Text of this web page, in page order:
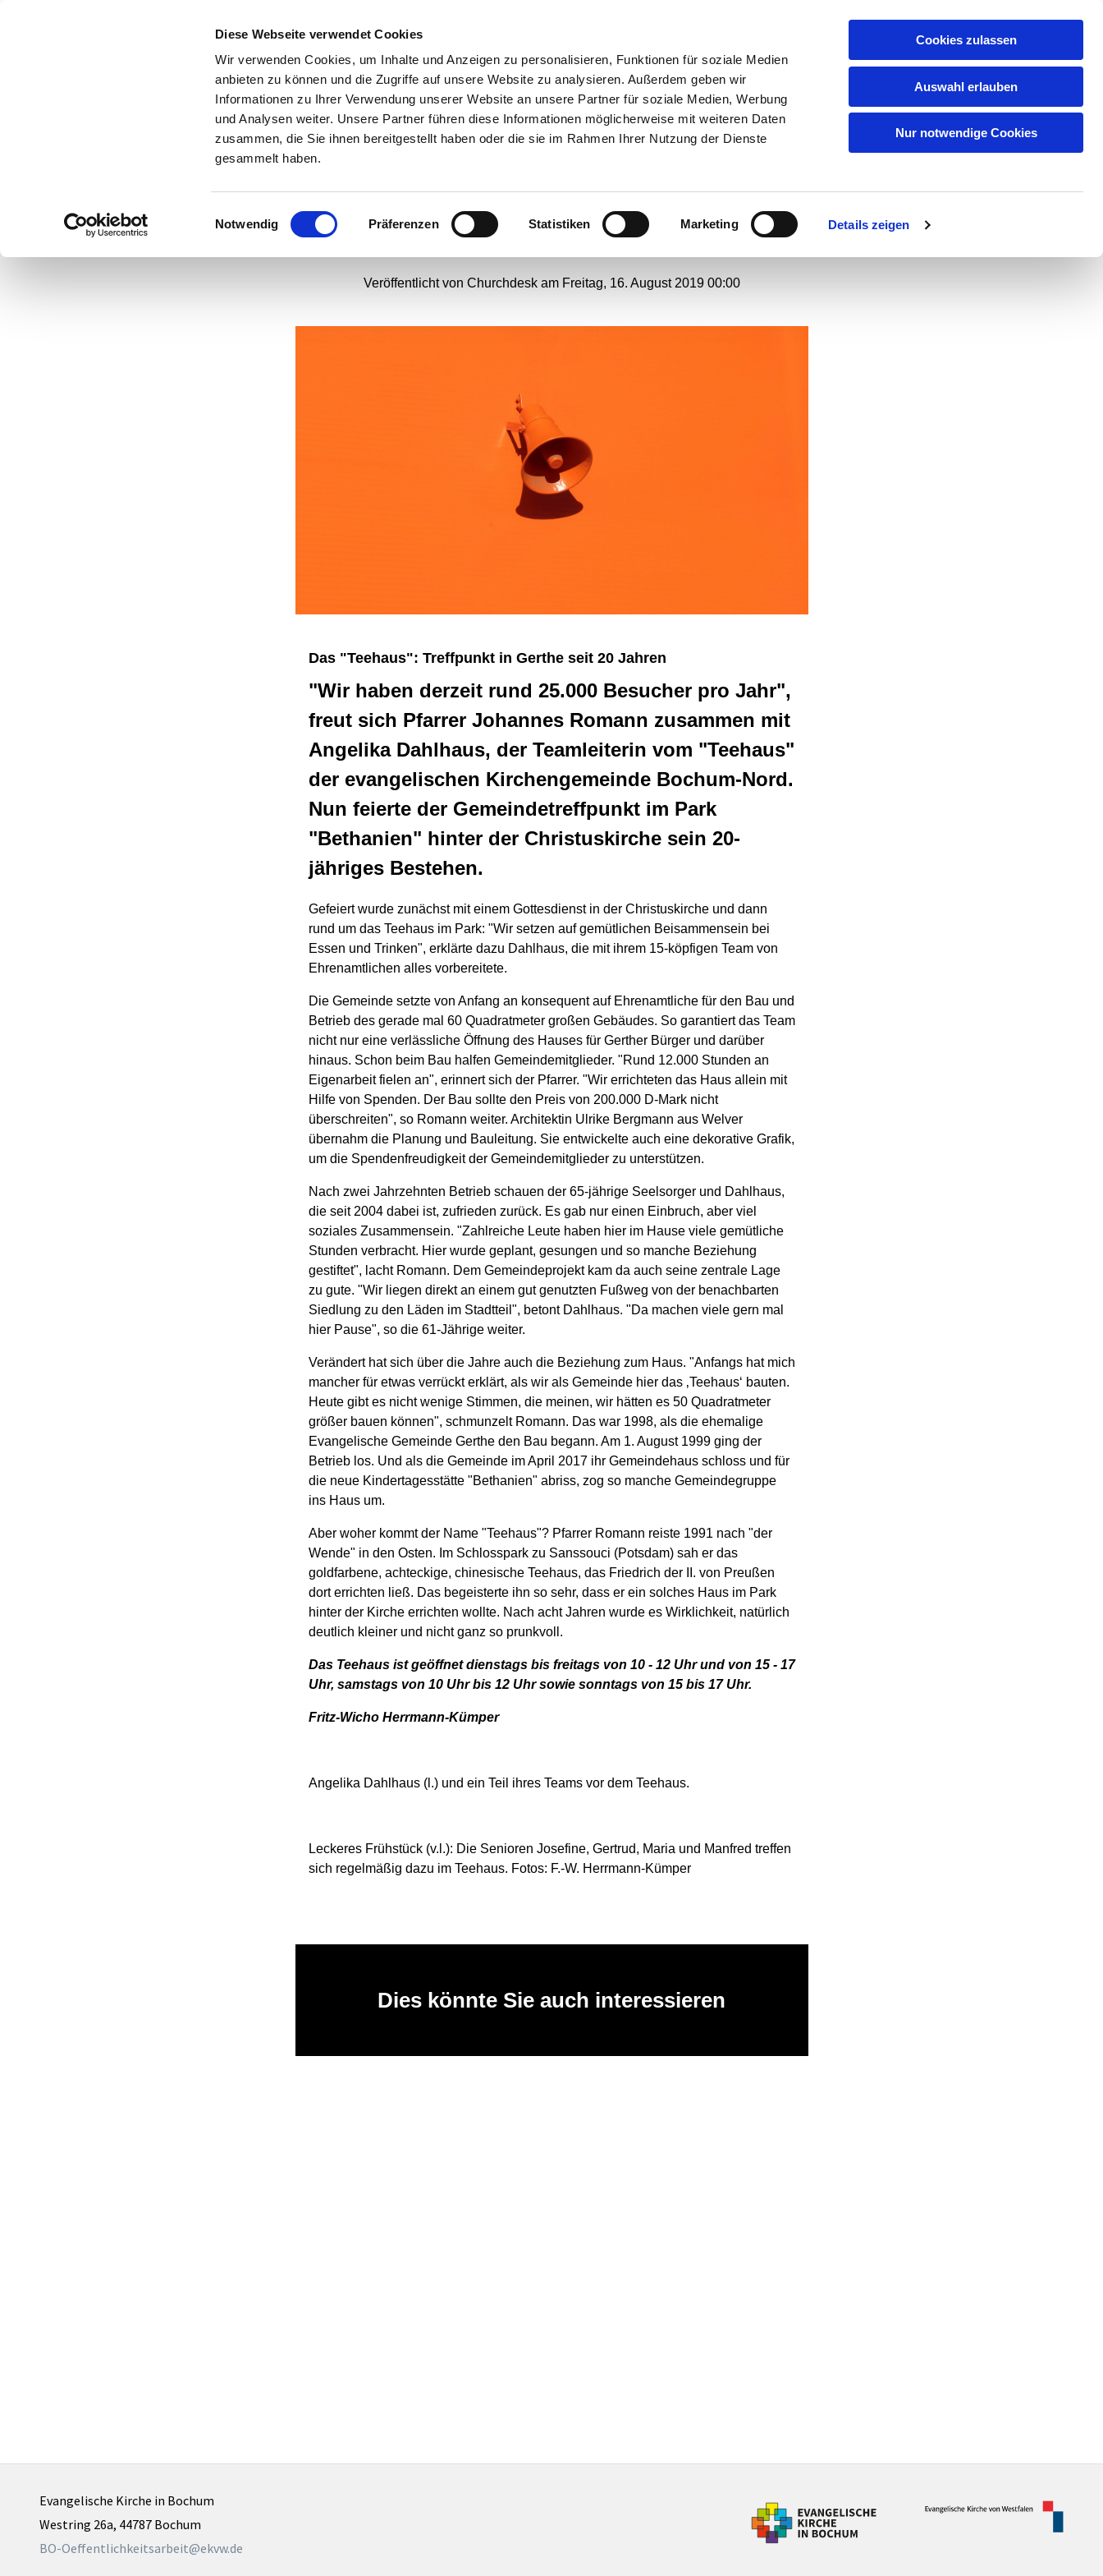
Diese Webseite verwendet Cookies
Wir verwenden Cookies, um Inhalte und Anzeigen zu personalisieren, Funktionen für soziale Medien
anbieten zu können und die Zugriffe auf unsere Website zu analysieren. Außerdem geben wir
Informationen zu Ihrer Verwendung unserer Website an unsere Partner für soziale Medien, Werbung
und Analysen weiter. Unsere Partner führen diese Informationen möglicherweise mit weiteren Daten
zusammen, die Sie ihnen bereitgestellt haben oder die sie im Rahmen Ihrer Nutzung der Dienste
gesammelt haben.
Einwilligungsauswahl
Notwendig Präferenzen Statistiken Marketing Details zeigen
Cookies zulassen
Auswahl erlauben
Nur notwendige Cookies
ÜBER UNS FAQ
Das "Teehaus": Treffpunkt in
# Webseiten-Migration
Veröffentlicht von Churchdesk am Freitag, 16. August 2019 00:00
Das "Teehaus": Treffpunkt in Gerthe seit 20 Jahren
"Wir haben derzeit rund 25.000 Besucher pro Jahr",
freut sich Pfarrer Johannes Romann zusammen mit
Angelika Dahlhaus, der Teamleiterin vom "Teehaus"
der evangelischen Kirchengemeinde Bochum-Nord.
Nun feierte der Gemeindetreffpunkt im Park
"Bethanien" hinter der Christuskirche sein 20-
jähriges Bestehen.
Gefeiert wurde zunächst mit einem Gottesdienst in der Christuskirche und dann
rund um das Teehaus im Park: "Wir setzen auf gemütlichen Beisammensein bei
Essen und Trinken", erklärte dazu Dahlhaus, die mit ihrem 15-köpfigen Team von
Ehrenamtlichen alles vorbereitete.
Die Gemeinde setzte von Anfang an konsequent auf Ehrenamtliche für den Bau und
Betrieb des gerade mal 60 Quadratmeter großen Gebäudes. So garantiert das Team
nicht nur eine verlässliche Öffnung des Hauses für Gerther Bürger und darüber
hinaus. Schon beim Bau halfen Gemeindemitglieder. "Rund 12.000 Stunden an
Eigenarbeit fielen an", erinnert sich der Pfarrer. "Wir errichteten das Haus allein mit
Hilfe von Spenden. Der Bau sollte den Preis von 200.000 D-Mark nicht
überschreiten", so Romann weiter. Architektin Ulrike Bergmann aus Welver
übernahm die Planung und Bauleitung. Sie entwickelte auch eine dekorative Grafik,
um die Spendenfreudigkeit der Gemeindemitglieder zu unterstützen.
Nach zwei Jahrzehnten Betrieb schauen der 65-jährige Seelsorger und Dahlhaus,
die seit 2004 dabei ist, zufrieden zurück. Es gab nur einen Einbruch, aber viel
soziales Zusammensein. "Zahlreiche Leute haben hier im Hause viele gemütliche
Stunden verbracht. Hier wurde geplant, gesungen und so manche Beziehung
gestiftet", lacht Romann. Dem Gemeindeprojekt kam da auch seine zentrale Lage
zu gute. "Wir liegen direkt an einem gut genutzten Fußweg von der benachbarten
Siedlung zu den Läden im Stadtteil", betont Dahlhaus. "Da machen viele gern mal
hier Pause", so die 61-Jährige weiter.
Verändert hat sich über die Jahre auch die Beziehung zum Haus. "Anfangs hat mich
mancher für etwas verrückt erklärt, als wir als Gemeinde hier das ‚Teehaus‘ bauten.
Heute gibt es nicht wenige Stimmen, die meinen, wir hätten es 50 Quadratmeter
größer bauen können", schmunzelt Romann. Das war 1998, als die ehemalige
Evangelische Gemeinde Gerthe den Bau begann. Am 1. August 1999 ging der
Betrieb los. Und als die Gemeinde im April 2017 ihr Gemeindehaus schloss und für
die neue Kindertagesstätte "Bethanien" abriss, zog so manche Gemeindegruppe
ins Haus um.
Aber woher kommt der Name "Teehaus"? Pfarrer Romann reiste 1991 nach "der
Wende" in den Osten. Im Schlosspark zu Sanssouci (Potsdam) sah er das
goldfarbene, achteckige, chinesische Teehaus, das Friedrich der II. von Preußen
dort errichten ließ. Das begeisterte ihn so sehr, dass er ein solches Haus im Park
hinter der Kirche errichten wollte. Nach acht Jahren wurde es Wirklichkeit, natürlich
deutlich kleiner und nicht ganz so prunkvoll.
Das Teehaus ist geöffnet dienstags bis freitags von 10 - 12 Uhr und von 15 - 17
Uhr, samstags von 10 Uhr bis 12 Uhr sowie sonntags von 15 bis 17 Uhr.
Fritz-Wicho Herrmann-Kümper
Angelika Dahlhaus (l.) und ein Teil ihres Teams vor dem Teehaus.
Leckeres Frühstück (v.l.): Die Senioren Josefine, Gertrud, Maria und Manfred treffen
sich regelmäßig dazu im Teehaus. Fotos: F.-W. Herrmann-Kümper
Dies könnte Sie auch interessieren
Evangelische Kirche in Bochum
Westring 26a, 44787 Bochum
BO-Oeffentlichkeitsarbeit@ekvw.de